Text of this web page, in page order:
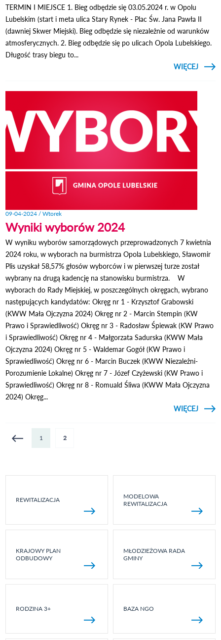
TERMIN I MIEJSCE 1. Bieg odbędzie się 03.05.2024 r. w Opolu
Lubelskim (start i meta ulica Stary Rynek - Plac Św. Jana Pawła II
(dawniej Skwer Miejski). Bieg odbędzie się niezależnie od warunków
atmosferycznych. 2. Bieg odbędzie się po ulicach Opola Lubelskiego.
Długość trasy biegu to...
CZYTAJ
WIĘCEJ
09-04-2024 / Wtorek
Wyniki wyborów 2024
W wyniku wyborów samorządowych przeprowadzonych 7 kwietnia
2024 roku, w wyborach na burmistrza Opola Lubelskiego, Sławomir
Plis uzyskał 58,57% głosów wyborców i w pierwszej turze został
wybrany na drugą kadencję na stanowisku burmistrza. W
wyborach do Rady Miejskiej, w poszczególnych okręgach, wybrano
następujących kandydatów: Okręg nr 1 - Krzysztof Grabowski
(KWW Mała Ojczyzna 2024) Okręg nr 2 - Marcin Stempin (KW
Prawo i Sprawiedliwość) Okręg nr 3 - Radosław Śpiewak (KW Prawo
i Sprawiedliwość) Okręg nr 4 - Małgorzata Sadurska (KWW Mała
Ojczyzna 2024) Okręg nr 5 - Waldemar Gogół (KW Prawo i
Sprawiedliwość) Okręg nr 6 - Marcin Buczek (KWW Niezależni-
Porozumienie Lokalne) Okręg nr 7 - Józef Czyżewski (KW Prawo i
Sprawiedliwość) Okręg nr 8 - Romuald Śliwa (KWW Mała Ojczyzna
2024) Okręg...
CZYTAJ
WIĘCEJ
O
Strony 1 2
REWITALIZACJA
MODELOWA
REWITALIZACJA
KRAJOWY PLAN
ODBUDOWY
MŁODZIEŻOWA RADA
GMINY
RODZINA 3+ BAZA NGO